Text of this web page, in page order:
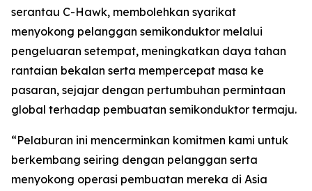
serantau C-Hawk, membolehkan syarikat
menyokong pelanggan semikonduktor melalui
pengeluaran setempat, meningkatkan daya tahan
rantaian bekalan serta mempercepat masa ke
pasaran, sejajar dengan pertumbuhan permintaan
global terhadap pembuatan semikonduktor termaju.
“Pelaburan ini mencerminkan komitmen kami untuk
berkembang seiring dengan pelanggan serta
menyokong operasi pembuatan mereka di Asia